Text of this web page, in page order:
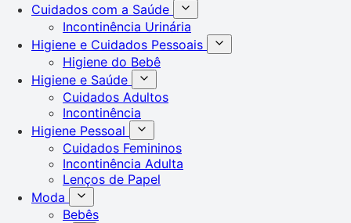
Cuidados com a Saúde
Incontinência Urinária
Higiene e Cuidados Pessoais
Higiene do Bebê
Higiene e Saúde
Cuidados Adultos
Incontinência
Higiene Pessoal
Cuidados Femininos
Incontinência Adulta
Lenços de Papel
Moda
Bebês